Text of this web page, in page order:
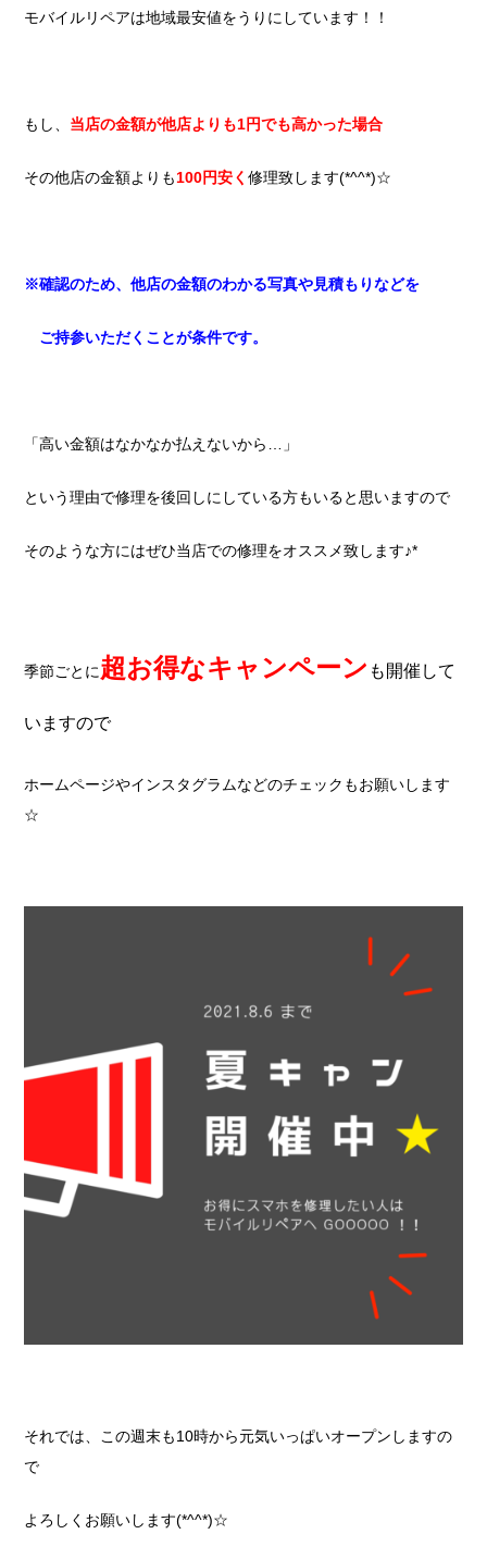
モバイルリペアは地域最安値をうりにしています！！
もし、 当店の金額が他店よりも1円でも高かった場合
その他店の金額よりも100円安く修理致します(*^^*)☆
※確認のため、他店の金額のわかる写真や見積もりなどを
ご持参いただくことが条件です。
「高い金額はなかなか払えないから…」
という理由で修理を後回しにしている方もいると思いますので
そのような方にはぜひ当店での修理をオススメ致します♪*
季節ごとに超お得なキャンペーン も開催して
いますので
ホームページやインスタグラムなどのチェックもお願いします
☆
それでは、この週末も10時から元気いっぱいオープンしますの
で
よろしくお願いします(*^^*)☆